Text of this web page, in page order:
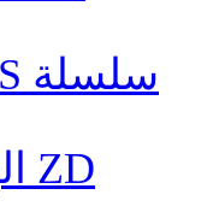
هاتف الطوارئ SUS سلسلة
الهاتف العام سلسلة ZD